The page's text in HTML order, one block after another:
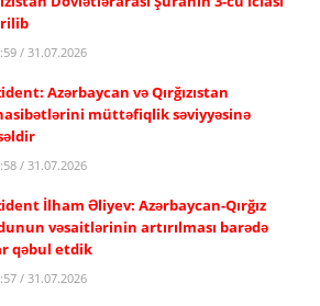
/ 31.07.2026
Azərbaycan və Qırğızıstan
müttəfiqlik səviyyəsinə
/ 31.07.2026
İlham Əliyev: Azərbaycan-Qırğız
vəsaitlərinin artırılması barədə
qəbul etdik
/ 31.07.2026